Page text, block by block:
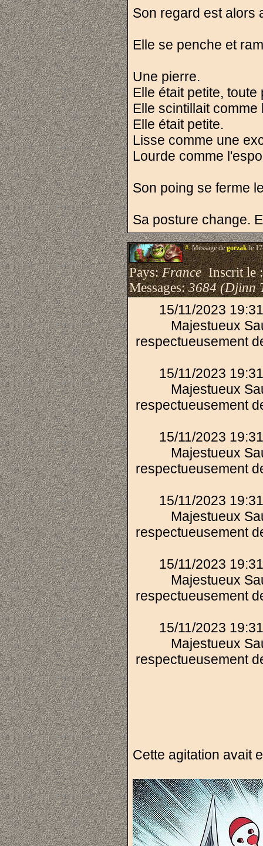
Son regard est alors
Elle se penche et
Une pierre.
Elle était petite,
Elle scintillait
Elle était petite.
Lisse comme une
Lourde comme
Son poing se ferme
Sa posture change.
#.Message degorzakle
Pays:FranceInscrit le
Messages:3684 (Djinn
15/11/2023
Majestueux
respectueusement
15/11/2023
Majestueux
respectueusement
15/11/2023
Majestueux
respectueusement
15/11/2023
Majestueux
respectueusement
15/11/2023
Majestueux
respectueusement
15/11/2023
Majestueux
respectueusement
Cette agitation avait